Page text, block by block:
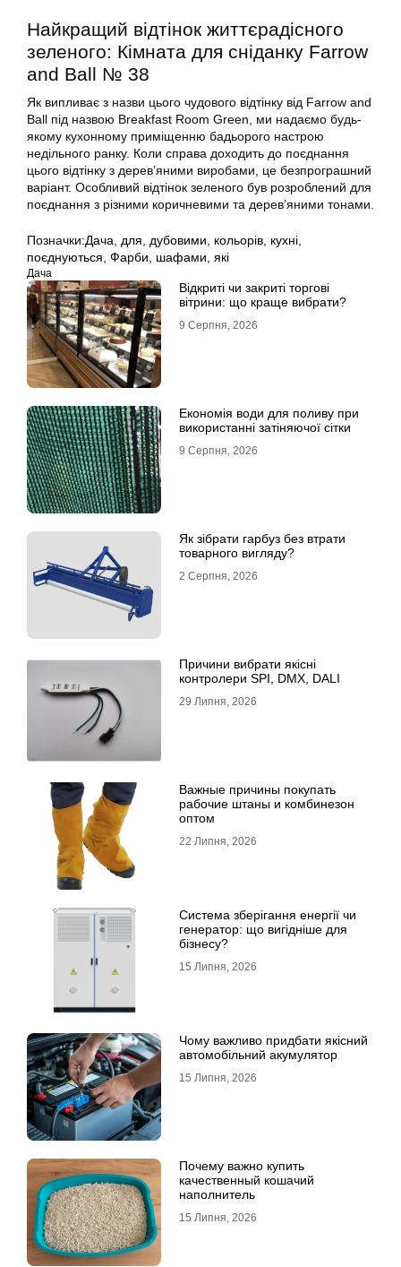
Найкращий відтінок життєрадісного
зеленого: Кімната для сніданку Farrow
and Ball № 38
Як випливає з назви цього чудового відтінку від Farrow and
Ball під назвою Breakfast Room Green, ми надаємо будь-
якому кухонному приміщенню бадьорого настрою
недільного ранку. Коли справа доходить до поєднання
цього відтінку з дерев’яними виробами, це безпрограшний
варіант. Особливий відтінок зеленого був розроблений для
поєднання з різними коричневими та дерев’яними тонами.
Позначки:Дача, для, дубовими, кольорів, кухні,
поєднуються, Фарби, шафами, які
Дача
Відкриті чи закриті торгові
вітрини: що краще вибрати?
9 Серпня, 2026
Економія води для поливу при
використанні затіняючої сітки
9 Серпня, 2026
Як зібрати гарбуз без втрати
товарного вигляду?
2 Серпня, 2026
Причини вибрати якісні
контролери SPI, DMX, DALI
29 Липня, 2026
Важные причины покупать
рабочие штаны и комбинезон
оптом
22 Липня, 2026
Система зберігання енергії чи
генератор: що вигідніше для
бізнесу?
15 Липня, 2026
Чому важливо придбати якісний
автомобільний акумулятор
15 Липня, 2026
Почему важно купить
качественный кошачий
наполнитель
15 Липня, 2026